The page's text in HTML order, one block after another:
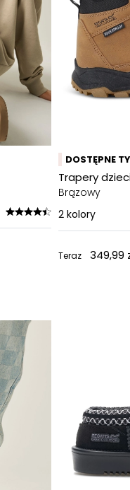
DOSTĘPNE
Trapery
Brązowy
2 kolory
Teraz 349,99